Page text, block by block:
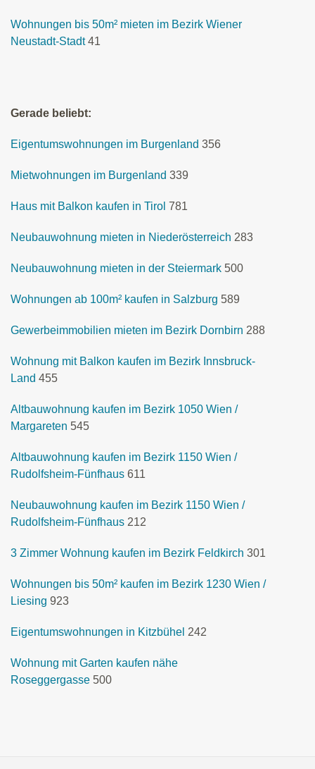
Wohnungen bis 50m² mieten im Bezirk Wiener
Neustadt-Stadt 41
Gerade beliebt:
Eigentumswohnungen im Burgenland 356
Mietwohnungen im Burgenland 339
Haus mit Balkon kaufen in Tirol 781
Neubauwohnung mieten in Niederösterreich 283
Neubauwohnung mieten in der Steiermark 500
Wohnungen ab 100m² kaufen in Salzburg 589
Gewerbeimmobilien mieten im Bezirk Dornbirn 288
Wohnung mit Balkon kaufen im Bezirk Innsbruck-
Land 455
Altbauwohnung kaufen im Bezirk 1050 Wien /
Margareten 545
Altbauwohnung kaufen im Bezirk 1150 Wien /
Rudolfsheim-Fünfhaus 611
Neubauwohnung kaufen im Bezirk 1150 Wien /
Rudolfsheim-Fünfhaus 212
3 Zimmer Wohnung kaufen im Bezirk Feldkirch 301
Wohnungen bis 50m² kaufen im Bezirk 1230 Wien /
Liesing 923
Eigentumswohnungen in Kitzbühel 242
Wohnung mit Garten kaufen nähe
Roseggergasse 500